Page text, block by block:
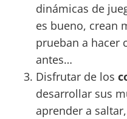
dinámicas de
es bueno, crean
prueban a hacer
antes…
Disfrutar de los
desarrollar sus
aprender a